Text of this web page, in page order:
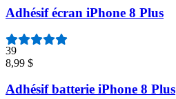
Adhésif écran iPhone 8 Plus
39
8,99 $
Adhésif batterie iPhone 8 Plus